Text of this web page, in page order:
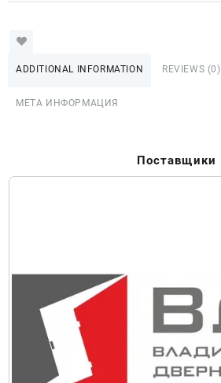
ADDITIONAL INFORMATION REVIEWS (0)
МЕТА ИНФОРМАЦИЯ
Поставщики